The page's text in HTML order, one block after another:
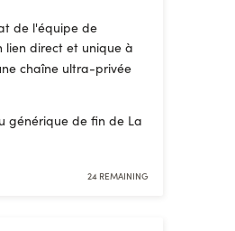
de l'équipe de
lien direct et unique à
chaîne ultra-privée
générique de fin de La
carte de membre
24 REMAINING